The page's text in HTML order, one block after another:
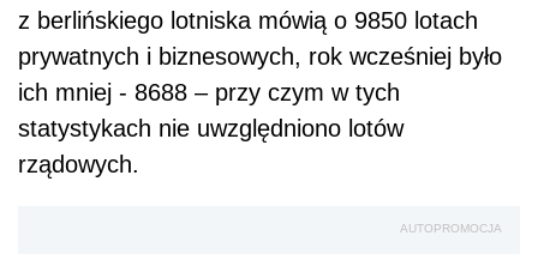
z berlińskiego lotniska mówią o 9850 lotach
prywatnych i biznesowych, rok wcześniej było
ich mniej - 8688 – przy czym w tych
statystykach nie uwzględniono lotów
rządowych.
AUTOPROMOCJA